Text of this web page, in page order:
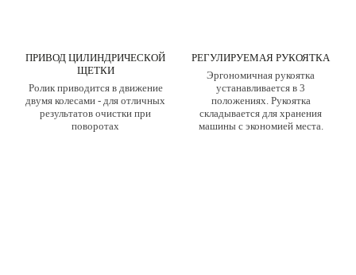
ПРИВОД ЦИЛИНДРИЧЕСКОЙ
ЩЕТКИ
Ролик приводится в движение
двумя колесами - для отличных
результатов очистки при
поворотах
РЕГУЛИРУЕМАЯ РУКОЯТКА
Эргономичная рукоятка
устанавливается в 3
положениях. Рукоятка
складывается для хранения
машины с экономией места.